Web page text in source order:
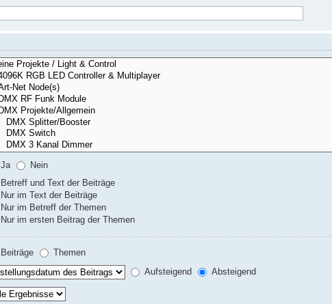
Ja
Nein
Betreff und Text der Beiträge
Nur im Text der Beiträge
Nur im Betreff der Themen
Nur im ersten Beitrag der Themen
Beiträge
Themen
Aufsteigend Absteigend